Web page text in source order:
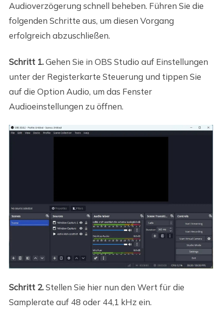
Audioverzögerung schnell beheben. Führen Sie die
folgenden Schritte aus, um diesen Vorgang
erfolgreich abzuschließen.
Schritt 1.Gehen Sie in OBS Studio auf Einstellungen
unter der Registerkarte Steuerung und tippen Sie
auf die Option Audio, um das Fenster
Audioeinstellungen zu öffnen.
Schritt 2.Stellen Sie hier nun den Wert für die
Samplerate auf 48 oder 44,1 kHz ein.